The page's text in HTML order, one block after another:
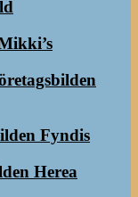
Fyndis
Herea